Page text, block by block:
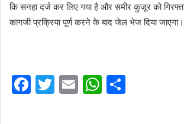
कि सनहा दर्ज कर लिए गया है और समीर कुजूर को
कागजी प्रक्रिया पूर्ण करने के बाद जेल भेज दिया जाएगा।
F
T
E
W